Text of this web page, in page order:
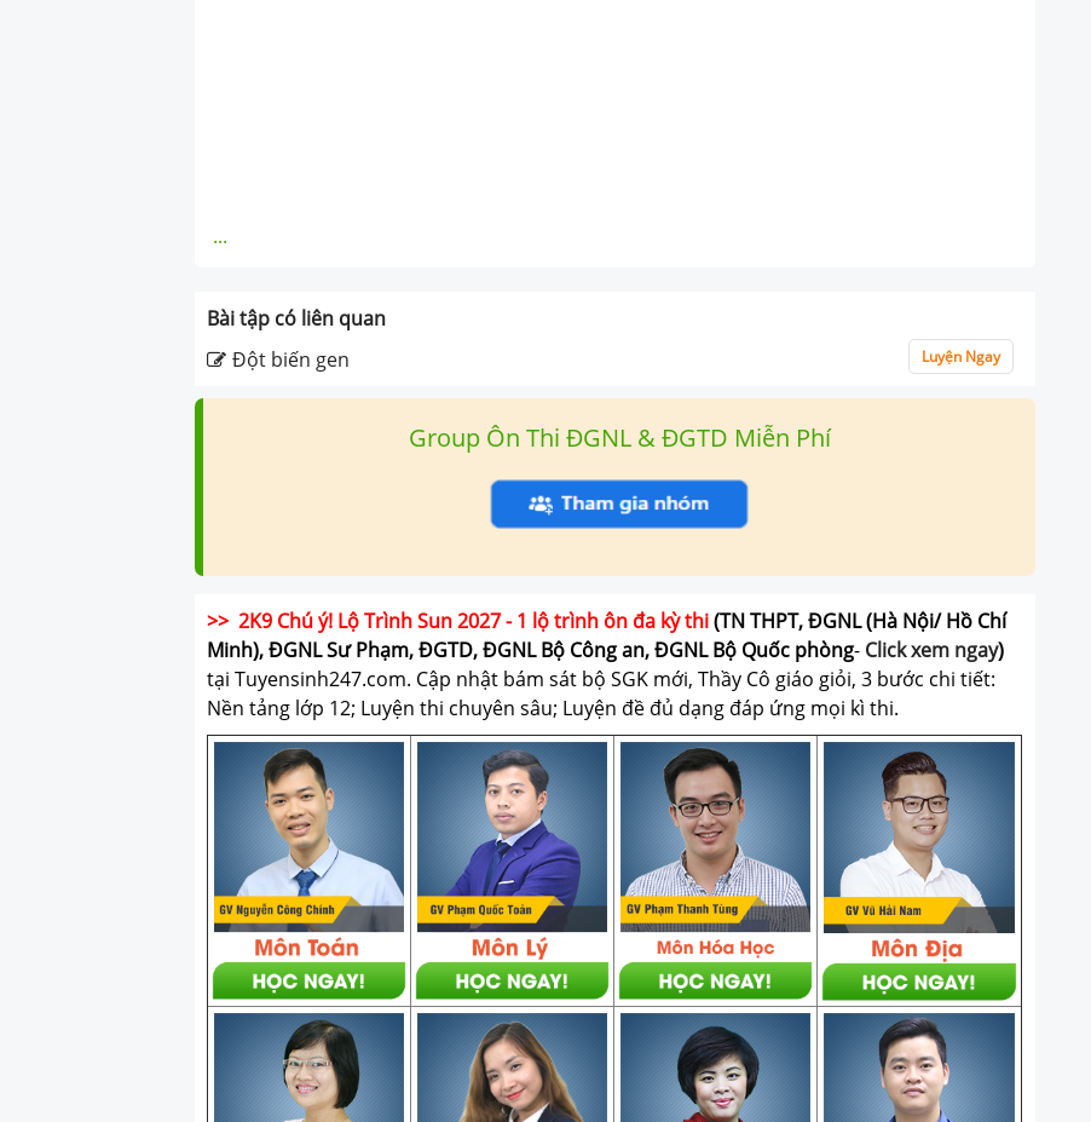
...
Bài tập có liên quan
Đột biến gen
Luyện Ngay
Group Ôn Thi ĐGNL & ĐGTD Miễn Phí
>> 2K9 Chú ý! Lộ Trình Sun 2027 - 1 lộ trình ôn đa kỳ thi(TN THPT, ĐGNL (Hà Nội/ Hồ Chí
Minh), ĐGNL Sư Phạm, ĐGTD, ĐGNL Bộ Công an, ĐGNL Bộ Quốc phòng- Click xem ngay)
tại Tuyensinh247.com. Cập nhật bám sát bộ SGK mới, Thầy Cô giáo giỏi, 3 bước chi tiết:
Nền tảng lớp 12; Luyện thi chuyên sâu; Luyện đề đủ dạng đáp ứng mọi kì thi.